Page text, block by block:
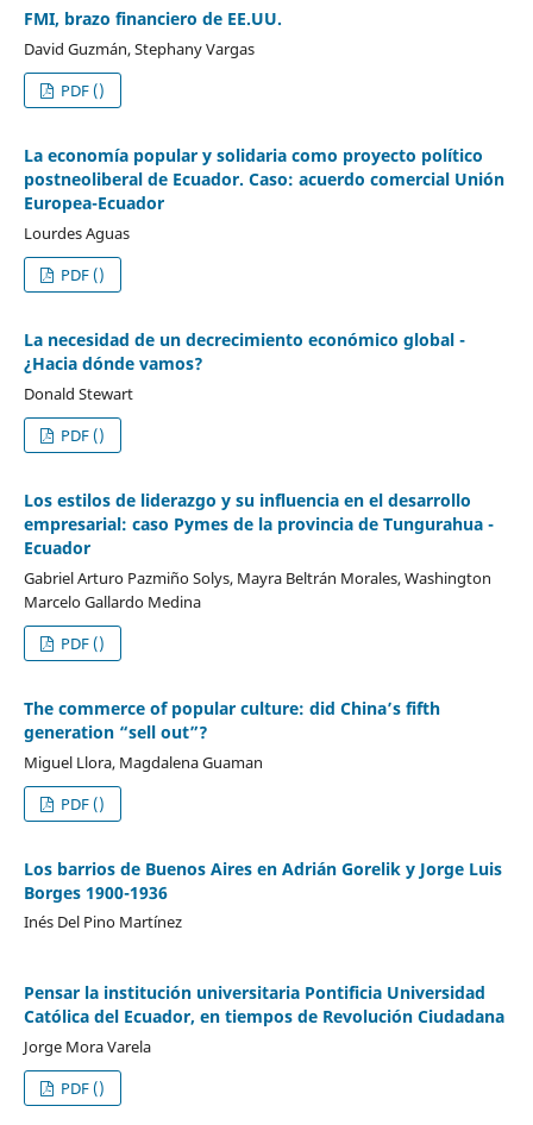
FMI, brazo financiero de EE.UU.
David Guzmán, Stephany Vargas
PDF ()
La economía popular y solidaria como proyecto político
postneoliberal de Ecuador. Caso: acuerdo comercial Unión
Europea-Ecuador
Lourdes Aguas
PDF ()
La necesidad de un decrecimiento económico global -
¿Hacia dónde vamos?
Donald Stewart
PDF ()
Los estilos de liderazgo y su influencia en el desarrollo
empresarial: caso Pymes de la provincia de Tungurahua -
Ecuador
Gabriel Arturo Pazmiño Solys, Mayra Beltrán Morales, Washington
Marcelo Gallardo Medina
PDF ()
The commerce of popular culture: did China’s fifth
generation “sell out”?
Miguel Llora, Magdalena Guaman
PDF ()
Los barrios de Buenos Aires en Adrián Gorelik y Jorge Luis
Borges 1900-1936
Inés Del Pino Martínez
Pensar la institución universitaria Pontificia Universidad
Católica del Ecuador, en tiempos de Revolución Ciudadana
Jorge Mora Varela
PDF ()